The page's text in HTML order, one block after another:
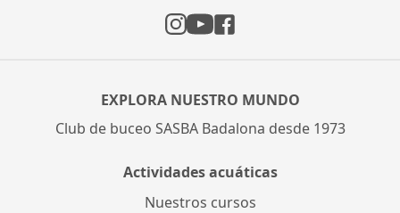
EXPLORA NUESTRO MUNDO
Club de buceo SASBA Badalona desde 1973
Actividades acuáticas
Nuestros cursos